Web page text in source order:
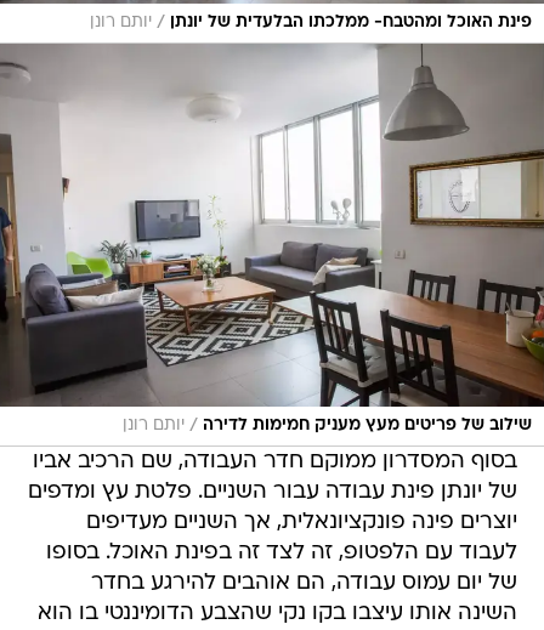
פינת האוכל ומהטבח- ממלכתו הבלעדית של יונתן / יותם רונן
שילוב של פריטים מעץ מעניק חמימות לדירה / יותם רונן
בסוף המסדרון ממוקם חדר העבודה, שם הרכיב אביו
של יונתן פינת עבודה עבור השניים. פלטת עץ ומדפים
יוצרים פינה פונקציונאלית, אך השניים מעדיפים
לעבוד עם הלפטופ, זה לצד זה בפינת האוכל. בסופו
של יום עמוס עבודה, הם אוהבים להירגע בחדר
השינה אותו עיצבו בקו נקי שהצבע הדומיננטי בו הוא